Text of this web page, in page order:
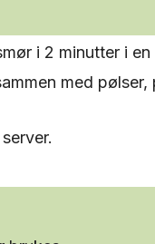
i 2 minutter i en
med